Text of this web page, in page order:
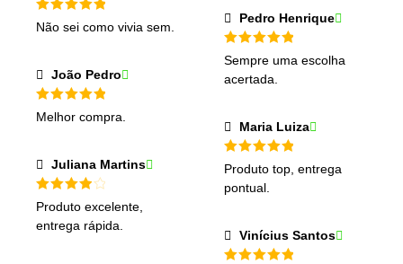
Avaliação
de 5
Não sei como vivia sem.
João Pedro
Avaliação
de 5
Melhor compra.
Juliana Martins
Avaliação
4 de 5
Produto excelente,
entrega rápida.
Pedro Henrique
Avaliação
de 5
Sempre uma escolha
acertada.
Maria Luiza
Avaliação
de 5
Produto top, entrega
pontual.
Vinícius Santos